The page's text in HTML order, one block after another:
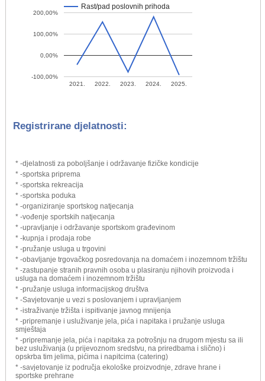
Rast/pad poslovnih prihoda
2021. 2022. 2023. 2024. 2025.
-100,00%
0,00%
100,00%
200,00%
Registrirane djelatnosti:
* -djelatnosti za poboljšanje i održavanje fizičke kondicije
* -sportska priprema
* -sportska rekreacija
* -sportska poduka
* -organiziranje sportskog natjecanja
* -vođenje sportskih natjecanja
* -upravljanje i održavanje sportskom građevinom
* -kupnja i prodaja robe
* -pružanje usluga u trgovini
* -obavljanje trgovačkog posredovanja na domaćem i inozemnom tržištu
* -zastupanje stranih pravnih osoba u plasiranju njihovih proizvoda i
usluga na domaćem i inozemnom tržištu
* -pružanje usluga informacijskog društva
* -Savjetovanje u vezi s poslovanjem i upravljanjem
* -istraživanje tržišta i ispitivanje javnog mnijenja
* -pripremanje i usluživanje jela, pića i napitaka i pružanje usluga
smještaja
* -pripremanje jela, pića i napitaka za potrošnju na drugom mjestu sa ili
bez usluživanja (u prijevoznom sredstvu, na priredbama i slično) i
opskrba tim jelima, pićima i napitcima (catering)
* -savjetovanje iz područja ekološke proizvodnje, zdrave hrane i
sportske prehrane